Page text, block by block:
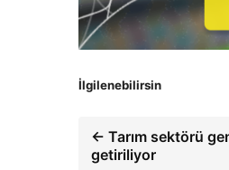
İlgilenebilirsin
← Tarım sektörü
getiriliyor